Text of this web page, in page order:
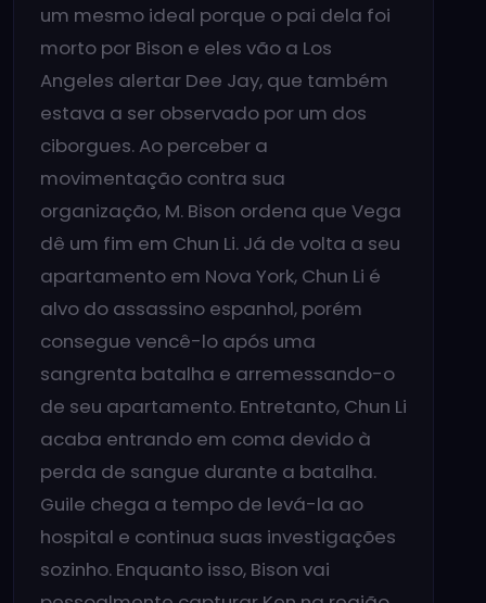
um mesmo ideal porque o pai dela foi
morto por Bison e eles vão a Los
Angeles alertar Dee Jay, que também
estava a ser observado por um dos
ciborgues. Ao perceber a
movimentação contra sua
organização, M. Bison ordena que Vega
dê um fim em Chun Li. Já de volta a seu
apartamento em Nova York, Chun Li é
alvo do assassino espanhol, porém
consegue vencê-lo após uma
sangrenta batalha e arremessando-o
de seu apartamento. Entretanto, Chun Li
acaba entrando em coma devido à
perda de sangue durante a batalha.
Guile chega a tempo de levá-la ao
hospital e continua suas investigações
sozinho. Enquanto isso, Bison vai